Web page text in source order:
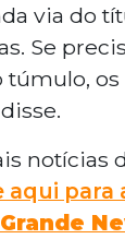
via do
Se
túmulo,
notícias
aqui para